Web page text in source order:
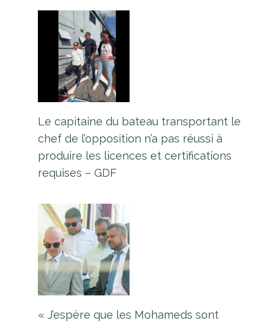
L'équipe Europe Guyane
Le capitaine du bateau transportant le
chef de l’opposition n’a pas réussi à
produire les licences et certifications
requises – GDF
« J’espère que les Mohameds sont